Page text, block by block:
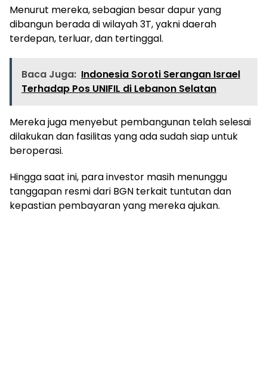
Menurut mereka, sebagian besar dapur yang
dibangun berada di wilayah 3T, yakni daerah
terdepan, terluar, dan tertinggal.
Baca Juga: Indonesia Soroti Serangan Israel
Terhadap Pos UNIFIL di Lebanon Selatan
Mereka juga menyebut pembangunan telah selesai
dilakukan dan fasilitas yang ada sudah siap untuk
beroperasi.
Hingga saat ini, para investor masih menunggu
tanggapan resmi dari BGN terkait tuntutan dan
kepastian pembayaran yang mereka ajukan.